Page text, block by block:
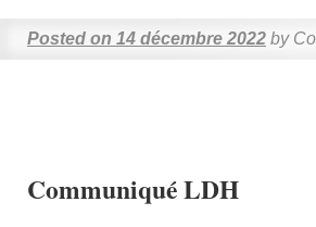
Posted on 14 décembre 2022 by
Communiqué LDH